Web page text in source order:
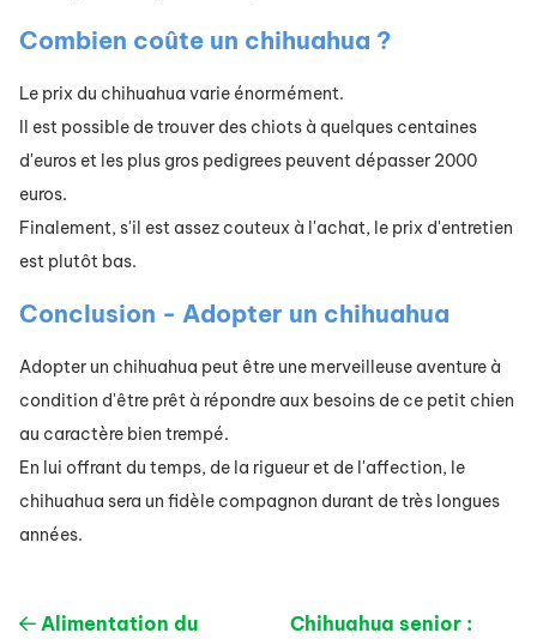
Combien coûte un chihuahua ?
Le prix du chihuahua varie énormément.
Il est possible de trouver des chiots à quelques centaines
d'euros et les plus gros pedigrees peuvent dépasser 2000
euros.
Finalement, s'il est assez couteux à l'achat, le prix d'entretien
est plutôt bas.
Conclusion - Adopter un chihuahua
Adopter un chihuahua peut être une merveilleuse aventure à
condition d'être prêt à répondre aux besoins de ce petit chien
au caractère bien trempé.
En lui offrant du temps, de la rigueur et de l'affection, le
chihuahua sera un fidèle compagnon durant de très longues
années.
Alimentation du
Chihuahua senior :